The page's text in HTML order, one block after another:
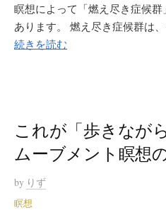
瞑想によって「燃え尽き症候
あります。 燃え尽き症候群は
続きを読む
これが「歩きなが
ムーブメント瞑想
by りず
瞑想